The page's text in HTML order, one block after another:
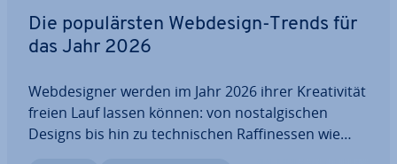
Die po­pu­lärs­ten Webdesign-Trends für
das Jahr 2026
Web­de­si­gner werden im Jahr 2026 ihrer Krea­ti­vi­tät
freien Lauf lassen können: von nost­al­gi­schen
Designs bis hin zu tech­ni­schen Raf­fi­nes­sen wie